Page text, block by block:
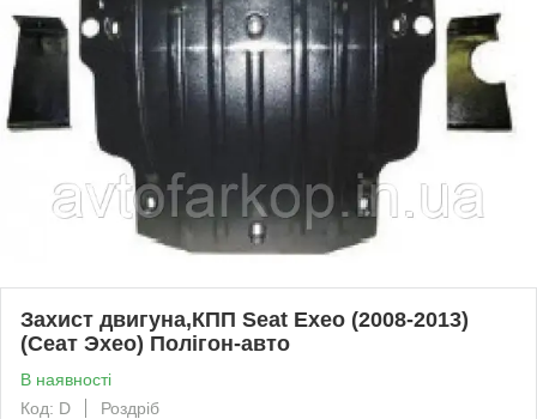
Захист двигуна,КПП Seat Exeo (2008-2013)
(Сеат Эхео) Полігон-авто
В наявності
Код: D
Роздріб